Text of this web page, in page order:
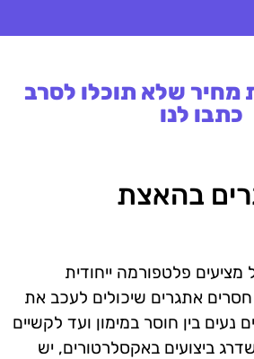
שלא תוכלו לסרב
כתבו לנו
בהאצת
פלטפורמה ייחודית
אתגרים שיכולים לעכב את
בין חוסר במימון ועד לקשיים
ביצועים באקסלרטורים, יש